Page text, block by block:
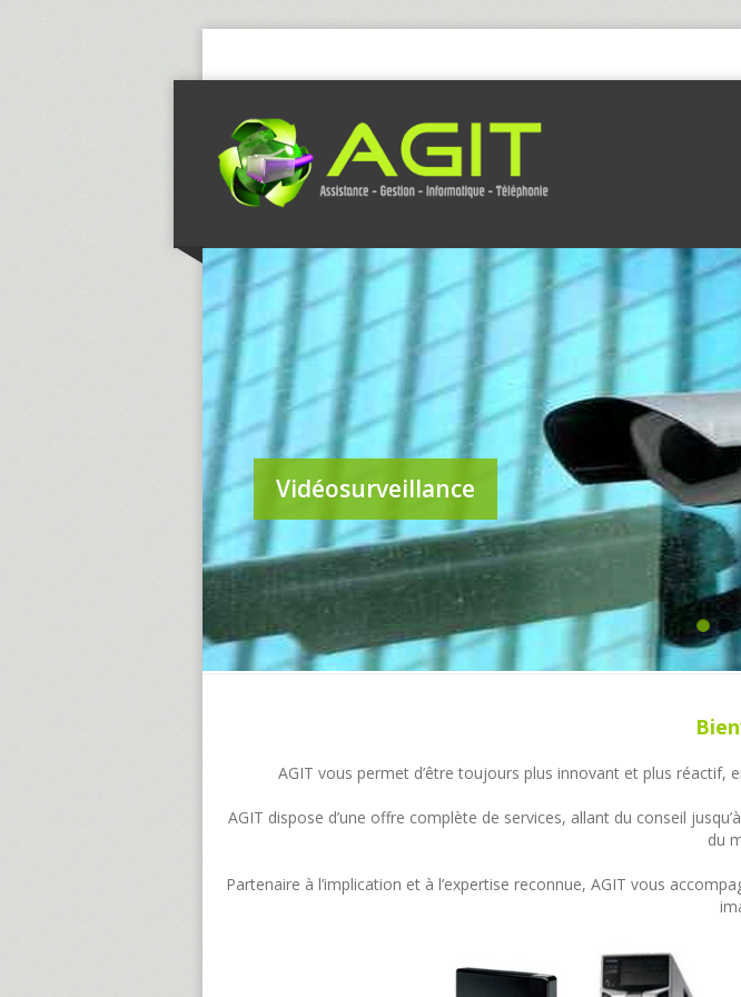
Vidéosurveillance
AGIT vous permet d’être toujours plus innovant et plus
AGIT dispose d’une offre complète de services, allant du conseil
du
Partenaire à l’implication et à l’expertise reconnue, AGIT vous